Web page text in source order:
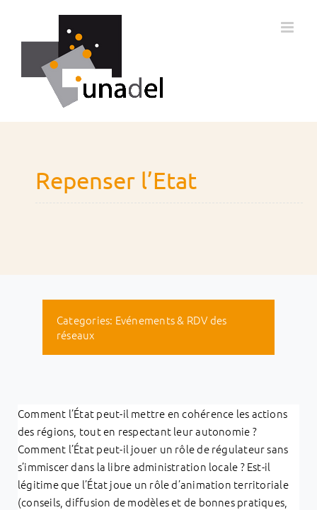
contenu
Repenser l’Etat
Categories: Evénements & RDV des
réseaux
Comment l’État peut-il mettre en cohérence les actions
des régions, tout en respectant leur autonomie ?
Comment l’État peut-il jouer un rôle de régulateur sans
s’immiscer dans la libre administration locale ? Est-il
légitime que l’État joue un rôle d’animation territoriale
(conseils, diffusion de modèles et de bonnes pratiques,